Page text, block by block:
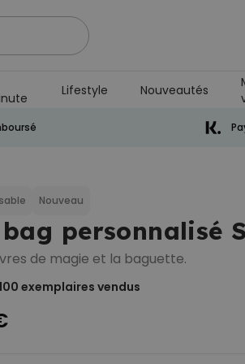
avec
vendus
Lifestyle Nouveautés
Nouveau
personnalisé
de magie et la baguette.
exemplaires vendus